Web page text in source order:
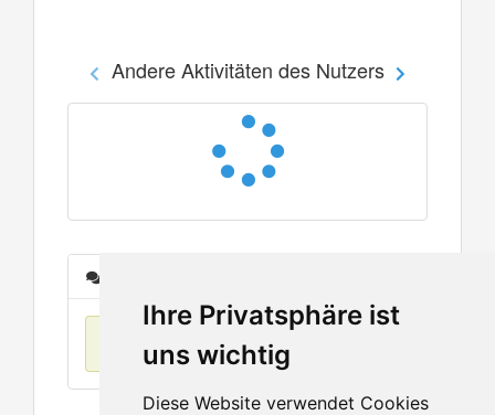
Ihre Privatsphäre ist
uns wichtig
Diese Website verwendet Cookies
Andere Aktivitäten des Nutzers
Keine Einträge